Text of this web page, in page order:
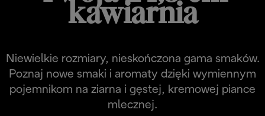
kawiarnia
Niewielkie rozmiary, nieskończona gama smaków.
Poznaj nowe smaki i aromaty dzięki wymiennym
pojemnikom na ziarna i gęstej, kremowej piance
mlecznej.